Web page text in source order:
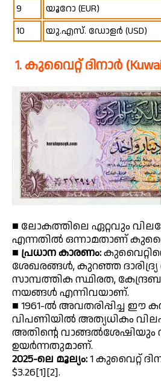
9
യൂറോ (EUR)
10
യു.എസ്. ഡോളർ (USD)
1. കുവൈറ്റ് ദിനാർ
■ ലോകത്തിലെ ഏറ്റവും
എന്നതിൽ ഒന്നാമതാണ്
■ പ്രധാന കാരണം:
ശേഖരങ്ങൾ, കുറഞ്ഞ ദാരിദ്ര്യ
സാമ്പത്തിക സ്ഥിരത,
നയങ്ങൾ എന്നിവയാണ്.
■ 1961-ൽ അവതരിപ്പിച്ച ഈ
വിപണിയിൽ അത്യധികം
അതിന്റെ വാങ്ങൽശേഷിയും
ഉയർന്നതുമാണ്.
2025-ലെ മൂല്യം:1 കുവൈറ്റ്
$3.26[1][2].